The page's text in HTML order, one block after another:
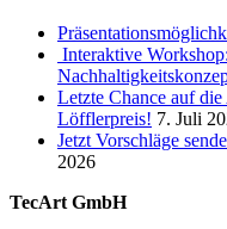
Interaktive
Letzte Chance auf
Löfflerpreis! 7. Juli
Jetzt Vorschläge
2026
TecArt GmbH